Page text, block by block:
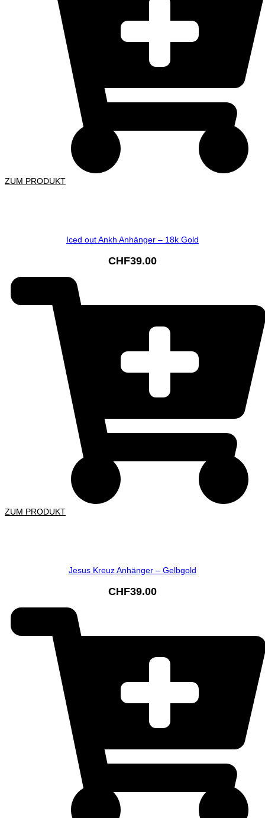
ZUM PRODUKT
Iced out Ankh Anhänger – 18k Gold
CHF39.00
ZUM PRODUKT
Jesus Kreuz Anhänger – Gelbgold
CHF39.00